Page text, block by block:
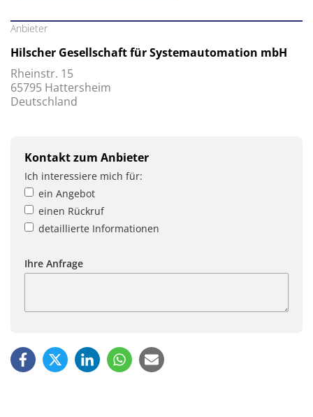
Anbieter
Hilscher Gesellschaft für Systemautomation mbH
Rheinstr. 15
65795 Hattersheim
Deutschland
Kontakt zum Anbieter
Ich interessiere mich für:
ein Angebot
einen Rückruf
detaillierte Informationen
Ihre Anfrage